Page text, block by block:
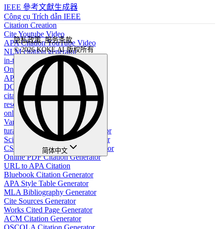
IEEE 參考文獻生成器
Công cụ Trích dẫn IEEE
Citation Creation
Cite Youtube Video
APA Citation YouTube Video
NLM citation generator
in-text citation generator
Online citation generator
APSA Citation Generator
DOI Citation Generator
citation generator for website
resource citation generator
online image citation generator
Vancouver citation generator
turabian footnote citation generator
Scientific citation format generator
CSE Name Year Citation Generator
Online PDF Citation Generator
URL to APA Citation
Bluebook Citation Generator
APA Style Table Generator
MLA Bibliography Generator
Cite Sources Generator
Works Cited Page Generator
ACM Citation Generator
OSCOLA Citation Generator
隐私政策,服务条款
© 2026 KOKE AI 版权所有
简体中文